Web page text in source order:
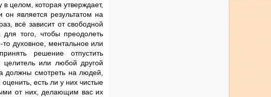
целом, которая утверждает,
он является результатом на
всё зависит от свободной
того, чтобы преодолеть
духовное, ментальное или
решение отпустить
целитель или любой другой
должны смотреть на людей,
есть ли у них чистые
от них, делающим вас их